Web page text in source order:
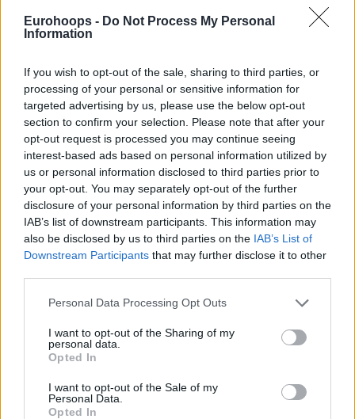
Eurohoops - Do Not Process My Personal
Information
If you wish to opt-out of the sale, sharing to third parties, or
processing of your personal or sensitive information for
targeted advertising by us, please use the below opt-out
section to confirm your selection. Please note that after your
opt-out request is processed you may continue seeing
interest-based ads based on personal information utilized by
us or personal information disclosed to third parties prior to
your opt-out. You may separately opt-out of the further
disclosure of your personal information by third parties on the
IAB’s list of downstream participants. This information may
also be disclosed by us to third parties on the IAB’s List of
Downstream Participants that may further disclose it to other
Please note that this website/app uses one or more Google
not limited to your visit or usage behaviour. You may click to
grant or deny consent to Google and its third-party tags to
use your data for below specified purposes in below Google
consent section.
Personal Data Processing Opt Outs
I want to opt-out of the Sharing of my
personal data.
Opted In
I want to opt-out of the Sale of my
Personal Data.
Opted In
Geçtiğimiz günlerde basketbol
kariyerini noktalama kararı alan Kevin
Blake Griffin Yazın Üç Sayılık
Atış Çalıştı
30/SEP/16 05:45
Los Angeles Clippers'ın süper yıldızı
Blake Griffin, oyununa bir silah daha
eklemeye çalışıyor.
Blake Griffin: “Özür Dilerim”
24/SEP/16 16:04
oyuncusu Blake Griffin, The Players
geçtiğimiz yılki kötü geçen
Dorell Wright Clippers’ın Kamp